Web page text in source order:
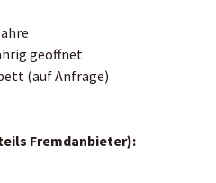
geöffnet
(auf Anfrage)
Fremdanbieter):